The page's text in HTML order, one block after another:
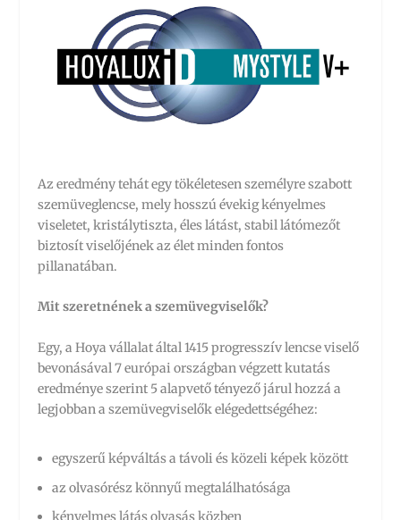
Az eredmény tehát egy tökéletesen személyre szabott
szemüveglencse, mely hosszú évekig kényelmes
viseletet, kristálytiszta, éles látást, stabil látómezőt
biztosít viselőjének az élet minden fontos
pillanatában.
Mit szeretnének a szemüvegviselők?
Egy, a Hoya vállalat által 1415 progresszív lencse viselő
bevonásával 7 európai országban végzett kutatás
eredménye szerint 5 alapvető tényező járul hozzá a
legjobban a szemüvegviselők elégedettségéhez:
egyszerű képváltás a távoli és közeli képek között
az olvasórész könnyű megtalálhatósága
kényelmes látás olvasás közben